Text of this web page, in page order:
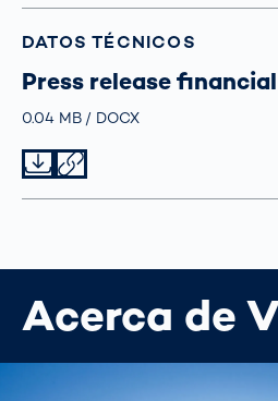
DATOS TÉCNICOS
Press release
Größe
0.04 MB TypDOCX
Acerca de